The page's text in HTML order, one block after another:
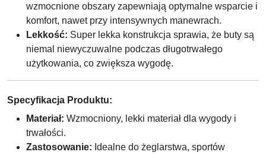
wzmocnione obszary zapewniają optymalne wsparcie i
komfort, nawet przy intensywnych manewrach.
Lekkość: Super lekka konstrukcja sprawia, że buty są
niemal niewyczuwalne podczas długotrwałego
użytkowania, co zwiększa wygodę.
Specyfikacja Produktu:
Materiał: Wzmocniony, lekki materiał dla wygody i
trwałości.
Zastosowanie: Idealne do żeglarstwa, sportów